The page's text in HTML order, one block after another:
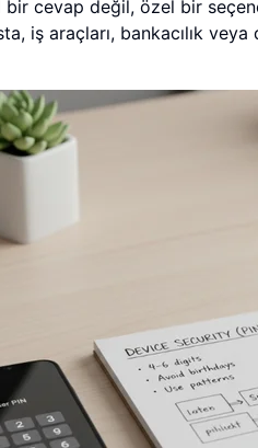
cevap değil, özel bir
iş araçları, bankacılık